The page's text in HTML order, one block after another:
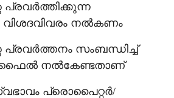
പ്രവര്‍ത്തിക്കുന്ന
വിശദവിവരം നല്‍കണം
പ്രവര്‍ത്തനം സംബന്ധിച്ച്
നല്‍കേണ്ടതാണ്
പ്രൊപൈറ്റര്‍/